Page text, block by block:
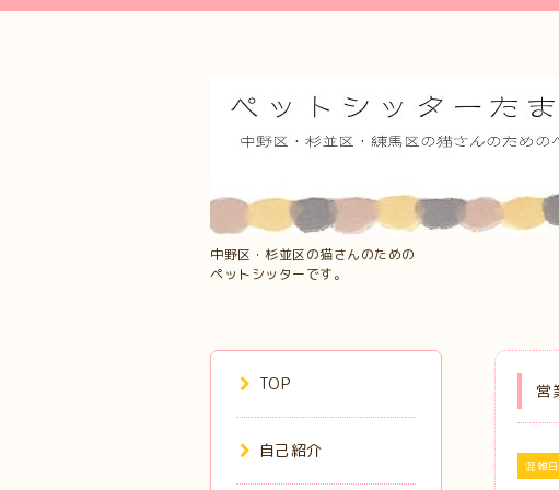
中野区・杉並区の猫さんのための
ペットシッターです。
営
混雑日
TOP
自己紹介